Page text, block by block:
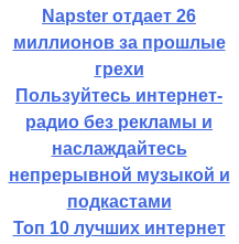
Napster отдает 26
миллионов за прошлые
грехи
Пользуйтесь интернет-
радио без рекламы и
наслаждайтесь
непрерывной музыкой и
подкастами
Топ 10 лучших интернет